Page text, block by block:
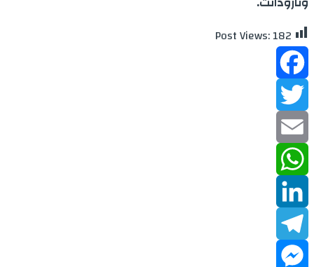
Post Views:182
Facebook
Twitter
Email
WhatsApp
LinkedIn
Telegram